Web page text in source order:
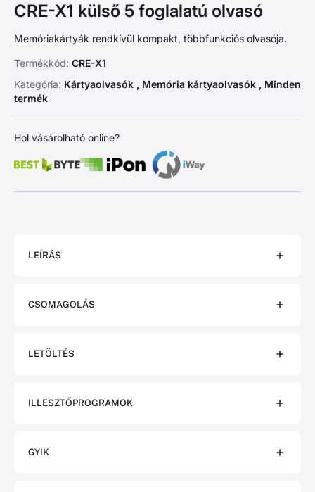
CRE-X1 külső 5 foglalatú olvasó
Memóriakártyák rendkívül kompakt, többfunkciós olvasója.
Termékkód: CRE-X1
Kategória: Kártyaolvasók , Memória kártyaolvasók , Minden
termék
Hol vásárolható online?
LEÍRÁS
CSOMAGOLÁS
LETÖLTÉS
ILLESZTŐPROGRAMOK
GYIK